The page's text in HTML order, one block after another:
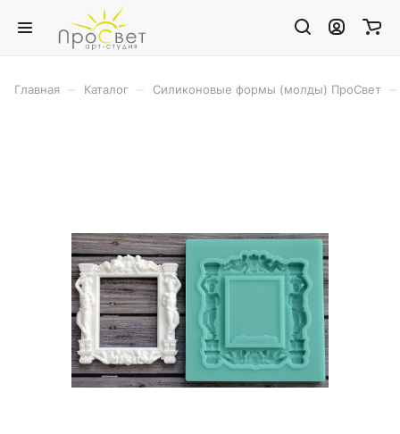
Главная Каталог Силиконовые формы (молды) ПроСвет